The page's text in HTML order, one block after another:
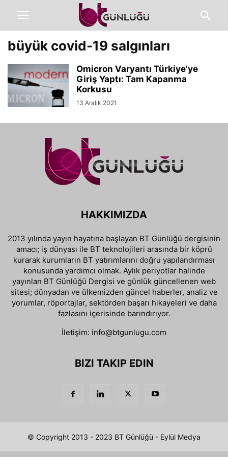
büyük covid-19 salgınları
Omicron Varyantı Türkiye’ye
Giriş Yaptı: Tam Kapanma
Korkusu
13 Aralık 2021
HAKKIMIZDA
2013 yılında yayın hayatına başlayan BT Günlüğü dergisinin
amacı; iş dünyası ile BT teknolojileri arasında bir köprü
kurarak kurumların BT yatırımlarını doğru yapılandırması
konusunda yardımcı olmak. Aylık periyotlar halinde
yayınlan BT Günlüğü Dergisi ve günlük güncellenen web
sitesi; dünyadan ve ülkemizden güncel haberler, analiz ve
yorumlar, röportajlar, sektörden başarı hikayeleri ve daha
fazlasını içerisinde barındırıyor.
İletişim: info@btgunlugu.com
BIZI TAKIP EDIN
© Copyright 2013 - 2023 BT Günlüğü - Eylül Medya